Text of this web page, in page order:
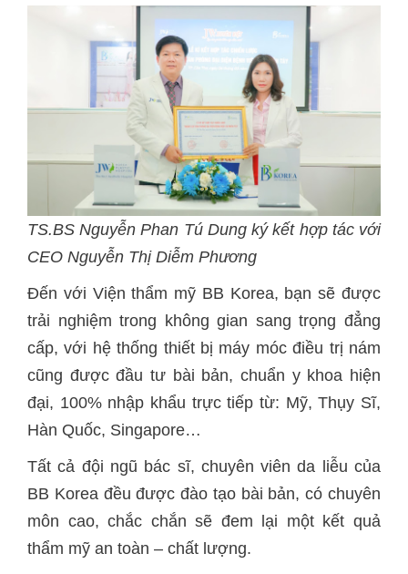
TS.BS Nguyễn Phan Tú Dung ký kết hợp tác với
CEO Nguyễn Thị Diễm Phương
Đến với Viện thẩm mỹ BB Korea, bạn sẽ được
trải nghiệm trong không gian sang trọng đẳng
cấp, với hệ thống thiết bị máy móc điều trị nám
cũng được đầu tư bài bản, chuẩn y khoa hiện
đại, 100% nhập khẩu trực tiếp từ: Mỹ, Thụy Sĩ,
Hàn Quốc, Singapore…
Tất cả đội ngũ bác sĩ, chuyên viên da liễu của
BB Korea đều được đào tạo bài bản, có chuyên
môn cao, chắc chắn sẽ đem lại một kết quả
thẩm mỹ an toàn – chất lượng.